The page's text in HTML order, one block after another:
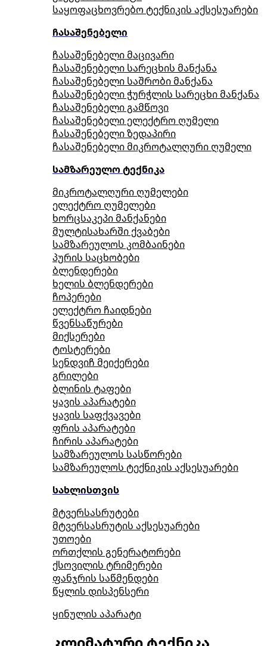
საყოფაცხოვრებო ტექნიკის აქსესუარები
ჩასაშენებელი
ჩასაშენებელი მაცივარი
ჩასაშენებელი სარეცხის მანქანა
ჩასაშენებელი საშრობი მანქანა
ჩასაშენებელი ჭურჭლის სარეცხი მანქანა
ჩასაშენებელი გამწოვი
ჩასაშენებელი ელექტრო ღუმელი
ჩასაშენებელი ზედაპირი
ჩასაშენებელი მიკროტალღური ღუმელი
სამზარეულო ტექნიკა
მიკროტალღური ღუმელები
ელექტრო ღუმელები
ხორცსაკეპი მანქანები
მულტისახარში ქვაბები
სამზარეულოს კომბაინები
პურის საცხობები
ბლენდერები
ხელის ბლენდერები
ჩოპერები
ელექტრო ჩაიდნები
წვენსაწურები
მიქსერები
ტოსტერები
სენდვიჩ მეიქერები
გრილები
ბლინის ტაფები
ყავის აპარატები
ყავის საფქვავები
ფრის აპარატები
ჩირის აპარატები
სამზარეულოს სასწორები
სამზარეულოს ტექნიკის აქსესუარები
სახლისთვის
მტვერსასრუტები
მტვერსასრუტის აქსესუარები
უთოები
ორთქლის გენერატორები
ქსოვილის ტრიმერები
ფანჯრის საწმენდები
წყლის დისპენსერი
ყინულის აპარატი